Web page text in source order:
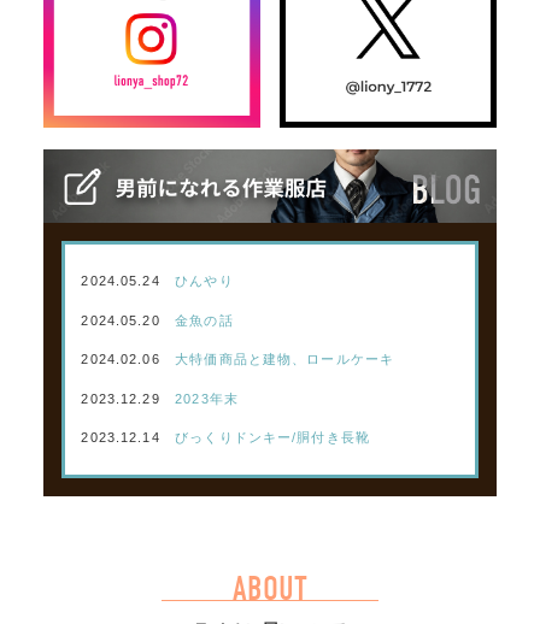
2024.05.24 ひんやり
2024.05.20 金魚の話
2024.02.06 大特価商品と建物、ロールケーキ
2023.12.29 2023年末
2023.12.14 びっくりドンキー/胴付き長靴
ABOUT